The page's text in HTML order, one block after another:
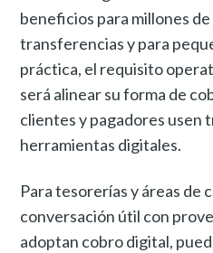
beneficios para millones
transferencias y para
práctica, el requisito
será alinear su forma de
clientes y pagadores usen
herramientas digitales.
Para tesorerías y áreas de
conversación útil con
adoptan cobro digital,